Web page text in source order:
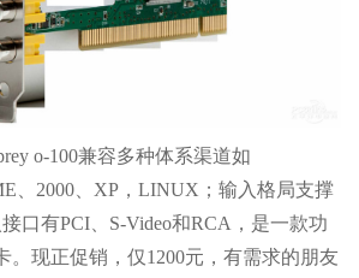
o-100兼容多种体系渠道如
、2000、XP，LINUX；输入格局支撑
口有PCI、S-Video和RCA，是一款功
。现正促销，仅1200元，有需求的朋友